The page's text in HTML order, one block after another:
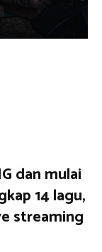
dan mulai
14 lagu,
streaming